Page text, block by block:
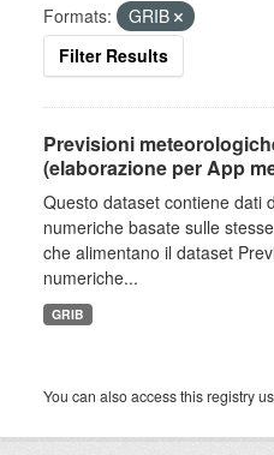
Formats:
GRIB
Filter Results
Previsioni
(elaborazione per App
Questo dataset contiene dati
numeriche basate sulle
che alimentano il dataset
numeriche...
GRIB
You can also access this registry